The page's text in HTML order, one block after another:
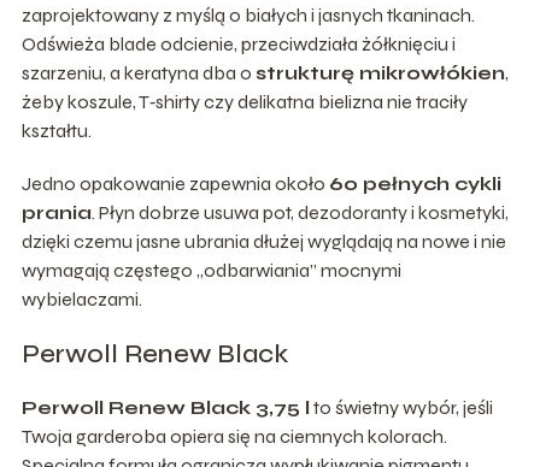
zaprojektowany z myślą o białych i jasnych tkaninach.
Odświeża blade odcienie, przeciwdziała żółknięciu i
szarzeniu, a keratyna dba o strukturę mikrowłókien,
żeby koszule, T‑shirty czy delikatna bielizna nie traciły
kształtu.
Jedno opakowanie zapewnia około 60 pełnych cykli
prania. Płyn dobrze usuwa pot, dezodoranty i kosmetyki,
dzięki czemu jasne ubrania dłużej wyglądają na nowe i nie
wymagają częstego „odbarwiania” mocnymi
wybielaczami.
Perwoll Renew Black
Perwoll Renew Black 3,75 l to świetny wybór, jeśli
Twoja garderoba opiera się na ciemnych kolorach.